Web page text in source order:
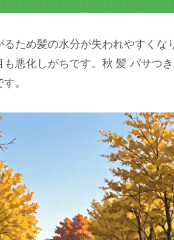
ため髪の水分が失われやすくな
悪化しがちです。秋 髪 パサつ
。